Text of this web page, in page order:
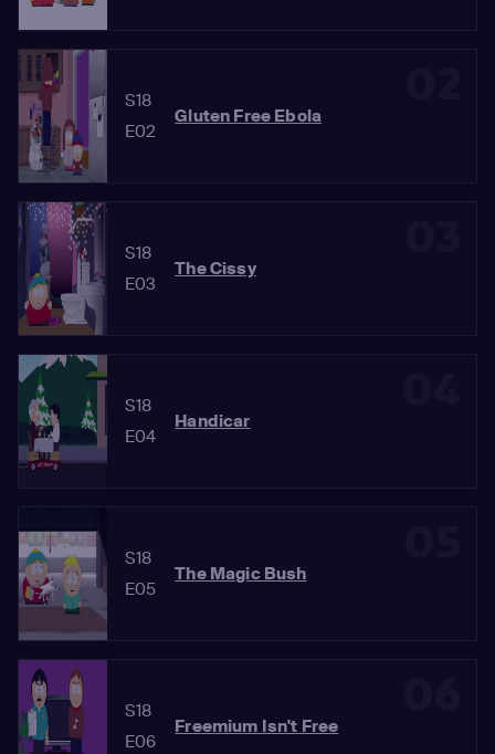
S18
E02
Gluten Free Ebola
S18
E03
The Cissy
S18
E04
Handicar
S18
E05
The Magic Bush
S18
E06
Freemium Isn't Free